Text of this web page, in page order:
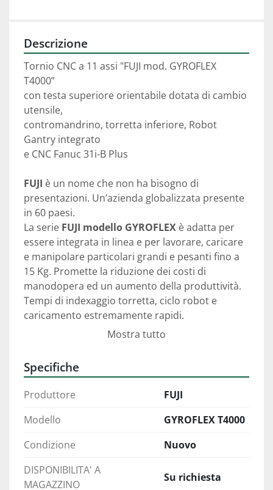
Descrizione
Tornio CNC a 11 assi "FUJI mod. GYROFLEX
T4000”
con testa superiore orientabile dotata di cambio
utensile,
contromandrino, torretta inferiore, Robot
Gantry integrato
e CNC Fanuc 31i-B Plus
FUJI è un nome che non ha bisogno di
presentazioni. Un’azienda globalizzata presente
in 60 paesi.
La serie FUJI modello GYROFLEX è adatta per
essere integrata in linea e per lavorare, caricare
e manipolare particolari grandi e pesanti fino a
15 Kg. Promette la riduzione dei costi di
manodopera ed un aumento della produttività.
Tempi di indexaggio torretta, ciclo robot e
caricamento estremamente rapidi.
Tutti i modelli
progettati da Fuji per operazioni di
carico/scarico anche di particolari pesanti e
questi torni consentono durata e precisione
costante anche in presenza di impieghi
particolarmente gravosi.
PUNTI DI FORZA
Mostra tutto
Specifiche
Produttore
FUJI
Modello
GYROFLEX T4000
Condizione
Nuovo
DISPONIBILITA' A
MAGAZZINO
Su richiesta